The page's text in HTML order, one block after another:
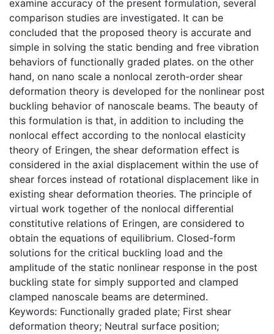
examine accuracy of the present formulation, several
comparison studies are investigated. It can be
concluded that the proposed theory is accurate and
simple in solving the static bending and free vibration
behaviors of functionally graded plates. on the other
hand, on nano scale a nonlocal zeroth-order shear
deformation theory is developed for the nonlinear post
buckling behavior of nanoscale beams. The beauty of
this formulation is that, in addition to including the
nonlocal effect according to the nonlocal elasticity
theory of Eringen, the shear deformation effect is
considered in the axial displacement within the use of
shear forces instead of rotational displacement like in
existing shear deformation theories. The principle of
virtual work together of the nonlocal differential
constitutive relations of Eringen, are considered to
obtain the equations of equilibrium. Closed-form
solutions for the critical buckling load and the
amplitude of the static nonlinear response in the post
buckling state for simply supported and clamped
clamped nanoscale beams are determined.
Keywords: Functionally graded plate; First shear
deformation theory; Neutral surface position;